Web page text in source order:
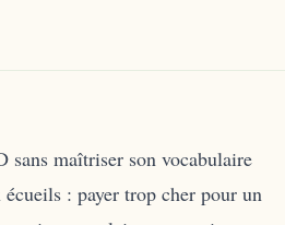
sans maîtriser son vocabulaire
écueils : payer trop cher pour un